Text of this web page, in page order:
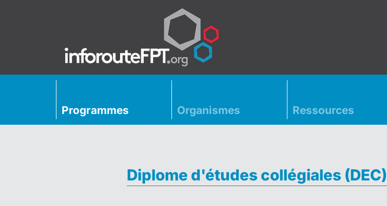
Programmes Organismes Ressources
Diplome d'études collégiales (DEC)